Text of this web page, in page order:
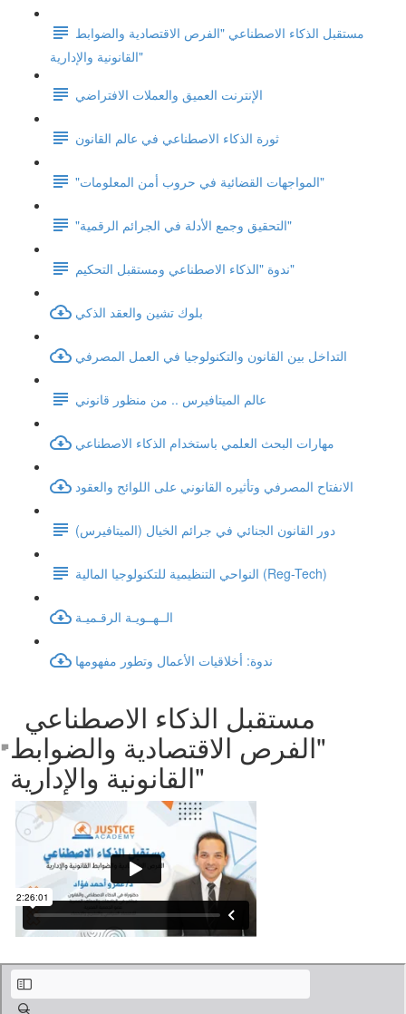
مستقبل الذكاء الاصطناعي "الفرص الاقتصادية والضوابط
القانونية والإدارية"
الإنترنت العميق والعملات الافتراضي
ثورة الذكاء الاصطناعي في عالم القانون
"المواجهات القضائية في حروب أمن المعلومات"
"التحقيق وجمع الأدلة في الجرائم الرقمية"
ندوة "الذكاء الاصطناعي ومستقبل التحكيم"
بلوك تشين والعقد الذكي
التداخل بين القانون والتكنولوجيا في العمل المصرفي
عالم الميتافيرس .. من منظور قانوني
مهارات البحث العلمي باستخدام الذكاء الاصطناعي
الانفتاح المصرفي وتأثيره القانوني على اللوائح والعقود
دور القانون الجنائي في جرائم الخيال (الميتافيرس)
النواحي التنظيمية للتكنولوجيا المالية (Reg-Tech)
الــهــويـة الرقـميـة
ندوة: أخلاقيات الأعمال وتطور مفهومها
"الفرص الاقتصادية والضوابط
القانونية والإدارية"